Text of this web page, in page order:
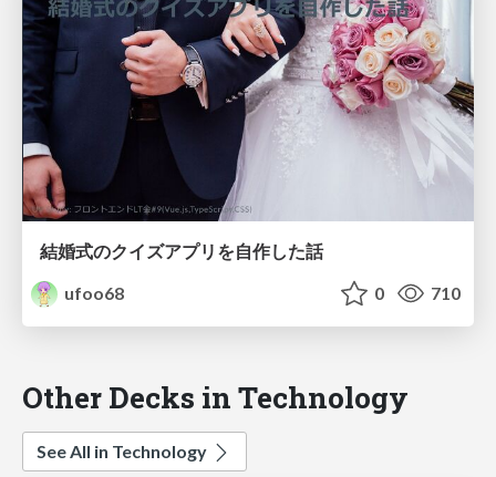
結婚式のクイズアプリを自作した話
ufoo68
0 710
Other Decks in Technology
See All in Technology